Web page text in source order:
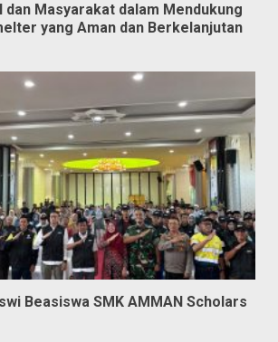
dan Masyarakat dalam Mendukung
yang Aman dan Berkelanjutan
Beasiswa SMK AMMAN Scholars